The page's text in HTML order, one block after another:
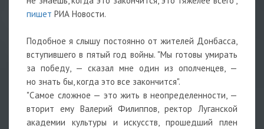
пишет РИА Новости.
Подобное я слышу постоянно от жителей Донбасса,
вступившего в пятый год войны. "Мы готовы умирать
за победу, — сказал мне один из ополченцев, —
но знать бы, когда это все закончится".
"Самое сложное — это жить в неопределенности, —
вторит ему Валерий Филиппов, ректор Луганской
академии культуры и искусств, прошедший плен